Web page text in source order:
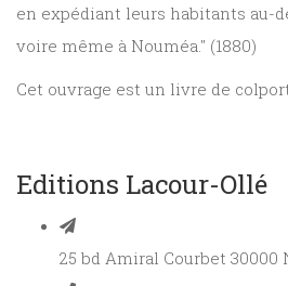
en expédiant leurs habitants au-
voire même à Nouméa." (1880)
Cet ouvrage est un livre de
Editions Lacour-Ollé
25 bd Amiral Courbet 30000